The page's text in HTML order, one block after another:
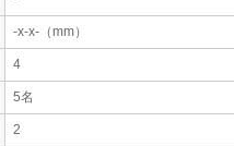
-x-x-（mm）
4
5名
2